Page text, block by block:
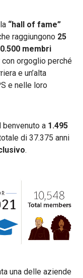
“hall of fame”
raggiungono 25
membri
orgoglio perché
e un’alta
e nelle loro
benvenuto a 1.495
di 37.375 anni
.
una delle aziende